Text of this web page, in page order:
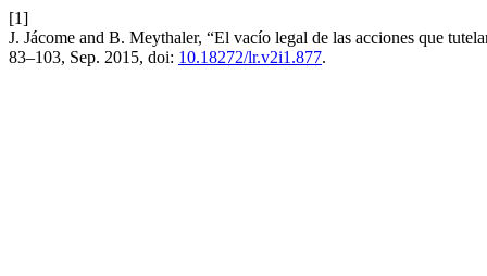
[1]
J. Jácome and B. Meythaler, “El vacío legal de las acciones que
83–103, Sep. 2015, doi: 10.18272/lr.v2i1.877.